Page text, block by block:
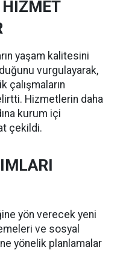
yaşam kalitesini
vurgulayarak,
çalışmaların
Hizmetlerin daha
kurum içi
çekildi.
yön verecek yeni
ve sosyal
yönelik planlamalar